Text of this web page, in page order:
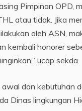
Pimpinan OPD,
atau tidak. Jika
oleh ASN,
kembali honorer
ucap sekda.
dan kebutuhan
Dinas lingkungan